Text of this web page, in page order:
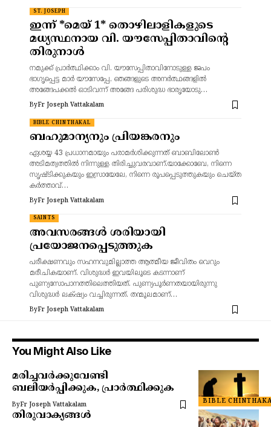
ST. JOSEPH
ഇന്ന് *മെയ്‌ 1* തൊഴിലാളികളുടെ
മധ്യസ്ഥനായ വി. യൗസേപ്പിതാവിന്റെ
തിരുനാൾ
നമുക്ക് പ്രാർത്ഥിക്കാം വി. യൗസേപ്പിതാവിനോടുള്ള ജപം
ഭാഗൃപ്പെട്ട മാർ യൗസേപ്പേ, ഞങ്ങളുടെ അനർത്ഥങ്ങളിൽ
അങ്ങേപക്കൽ ഓടിവന്ന് അങ്ങേ പരിശുദ്ധ ഭാരൃയോടു…
ByFr Joseph Vattakalam
BIBLE CHINTHAKAL
ബഹുമാന്യനും പ്രിയങ്കരനും
ഏശയ്യ 43 പ്രധാനമായും പരാമർശിക്കുന്നത് ബാബിലോൺ
അടിമത്വത്തിൽ നിന്നുള്ള തിരിച്ചുവരവാണ്.യാക്കോബേ, നിന്നെ
സൃഷ്‌ടിക്കുകയും ഇസ്രായേലേ, നിന്നെ രൂപപ്പെടുത്തുകയും ചെയ്‌ത
കര്‍ത്താവ്‌…
ByFr Joseph Vattakalam
SAINTS
അവസരങ്ങൾ ശരിയായി
പ്രയോജനപ്പെടുത്തുക
പരീക്ഷണവും സഹനവുമില്ലാത്ത ആത്മീയ ജീവിതം വെറും
മരീചികയാണ്. വിശുദ്ധർ ഇവയിലൂടെ കടന്നാണ്
പുണ്യസോപാനത്തിലെത്തിയത്. പുണ്യപൂർണതയായിരുന്നു
വിശുദ്ധർ ലക്‌ഷ്യം വച്ചിരുന്നത്. തന്മൂലമാണ്…
ByFr Joseph Vattakalam
You Might Also Like
BIBLE
മരിച്ചവർക്കുവേണ്ടി
ബലിയർപ്പിക്കുക, പ്രാർത്ഥിക്കുക
ByFr Joseph Vattakalam
തിരുവാക്യങ്ങൾ